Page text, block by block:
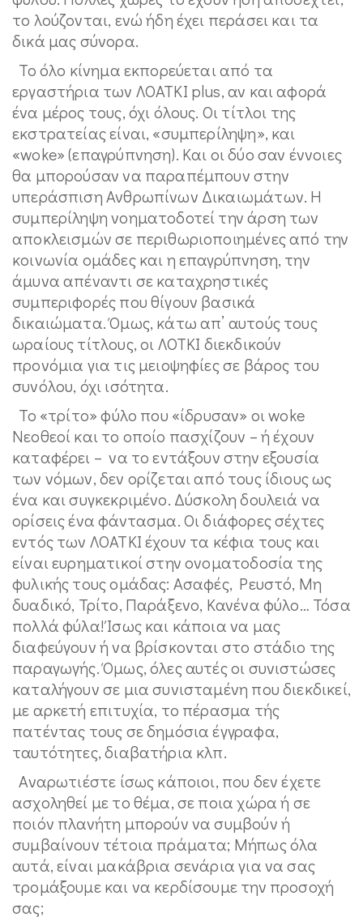
το λούζονται, ενώ ήδη έχει περάσει και τα
δικά μας σύνορα.
Το όλο κίνημα εκπορεύεται από τα
εργαστήρια των ΛΟΑΤΚΙ plus, αν και αφορά
ένα μέρος τους, όχι όλους. Οι τίτλοι της
εκστρατείας είναι, «συμπερίληψη», και
«woke» (επαγρύπνηση). Και οι δύο σαν έννοιες
θα μπορούσαν να παραπέμπουν στην
υπεράσπιση Ανθρωπίνων Δικαιωμάτων. Η
συμπερίληψη νοηματοδοτεί την άρση των
αποκλεισμών σε περιθωριοποιημένες από την
κοινωνία ομάδες και η επαγρύπνηση, την
άμυνα απέναντι σε καταχρηστικές
συμπεριφορές που θίγουν βασικά
δικαιώματα. Όμως, κάτω απ’ αυτούς τους
ωραίους τίτλους, οι ΛΟΤΚΙ διεκδικούν
προνόμια για τις μειοψηφίες σε βάρος του
συνόλου, όχι ισότητα.
Το «τρίτο» φύλο που «ίδρυσαν» οι woke
Νεοθεοί και το οποίο πασχίζουν – ή έχουν
καταφέρει – να το εντάξουν στην εξουσία
των νόμων, δεν ορίζεται από τους ίδιους ως
ένα και συγκεκριμένο. Δύσκολη δουλειά να
ορίσεις ένα φάντασμα. Οι διάφορες σέχτες
εντός των ΛΟΑΤΚΙ έχουν τα κέφια τους και
είναι ευρηματικοί στην ονοματοδοσία της
φυλικής τους ομάδας: Ασαφές, Ρευστό, Μη
δυαδικό, Τρίτο, Παράξενο, Κανένα φύλο… Τόσα
πολλά φύλα! Ίσως και κάποια να μας
διαφεύγουν ή να βρίσκονται στο στάδιο της
παραγωγής. Όμως, όλες αυτές οι συνιστώσες
καταλήγουν σε μια συνισταμένη που διεκδικεί,
με αρκετή επιτυχία, το πέρασμα τής
πατέντας τους σε δημόσια έγγραφα,
ταυτότητες, διαβατήρια κλπ.
Αναρωτιέστε ίσως κάποιοι, που δεν έχετε
ασχοληθεί με το θέμα, σε ποια χώρα ή σε
ποιόν πλανήτη μπορούν να συμβούν ή
συμβαίνουν τέτοια πράματα; Μήπως όλα
αυτά, είναι μακάβρια σενάρια για να σας
τρομάξουμε και να κερδίσουμε την προσοχή
σας;